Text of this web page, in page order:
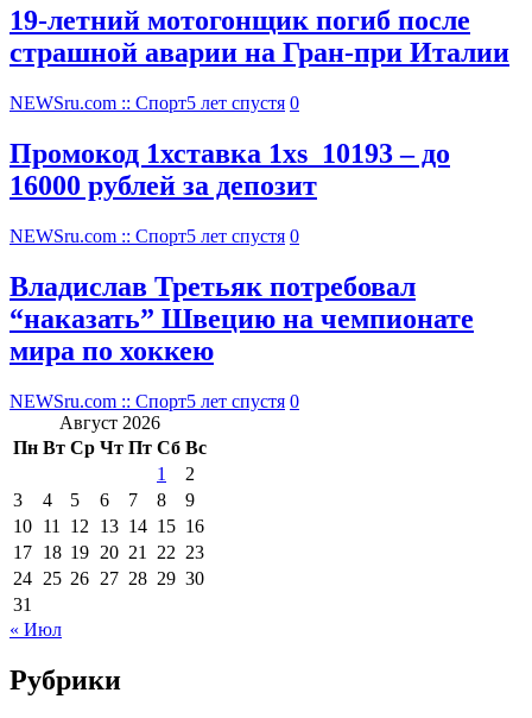
19-летний мотогонщик погиб после
страшной аварии на Гран-при Италии
NEWSru.com :: Спорт5 лет спустя 0
Промокод 1хставка 1xs_10193 – до
16000 рублей за депозит
NEWSru.com :: Спорт5 лет спустя 0
Владислав Третьяк потребовал
“наказать” Швецию на чемпионате
мира по хоккею
NEWSru.com :: Спорт5 лет спустя 0
Август 2026
Пн Вт Ср Чт Пт Сб Вс
1
2
3
4 5 6 7 8
9
10 11 12 13 14 15 16
17 18 19 20 21 22 23
24 25 26 27 28 29 30
31
« Июл
Рубрики